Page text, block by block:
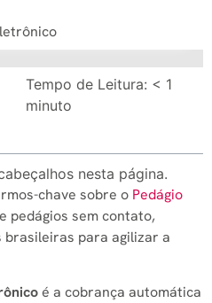
Tempo de Leitura: < 1
minuto
nesta página.
chave sobre o Pedágio
pedágios sem contato,
brasileiras para agilizar a
é a cobrança automática